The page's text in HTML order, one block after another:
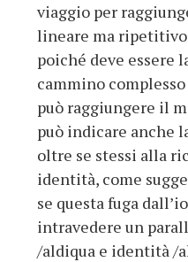
viaggio per
lineare ma
poiché deve essere
cammino
può raggiungere il
può indicare anche
oltre se stessi alla
identità, come
se questa fuga
intravedere un
/aldiqua e identità /